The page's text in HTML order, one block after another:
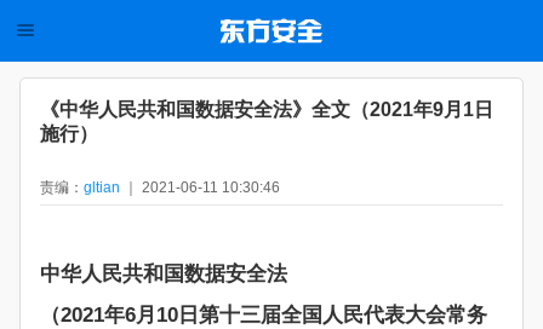
《中华人民共和国数据安全法》全文（2021年9月1日
施行）
责编： gltian ｜ 2021-06-11 10:30:46
中华人民共和国数据安全法
（2021年6月10日第十三届全国人民代表大会常务